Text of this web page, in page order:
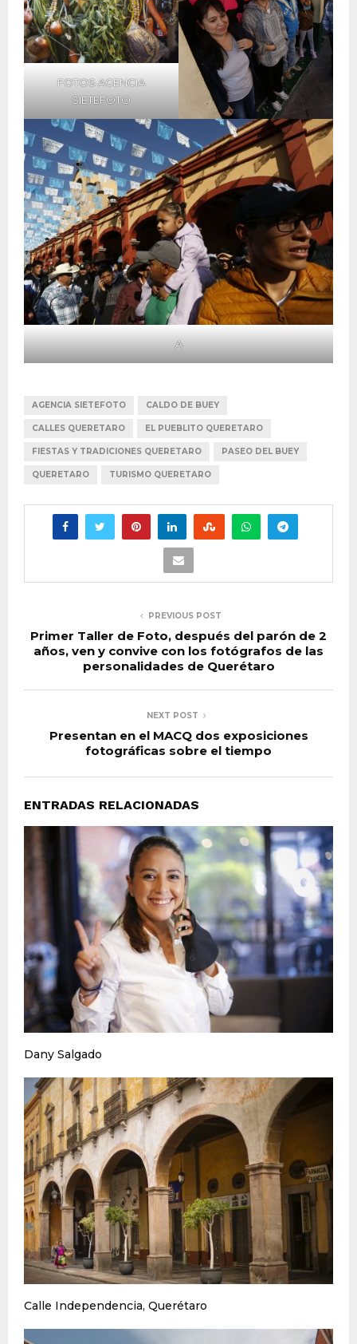
FOTOS AGENCIA
SIETEFOTO
A
AGENCIA SIETEFOTO CALDO DE BUEY
CALLES QUERETARO EL PUEBLITO QUERETARO
FIESTAS Y TRADICIONES QUERETARO PASEO DEL BUEY
QUERETARO TURISMO QUERETARO
PREVIOUS POST
Primer Taller de Foto, después del parón de 2
años, ven y convive con los fotógrafos de las
personalidades de Querétaro
NEXT POST
Presentan en el MACQ dos exposiciones
fotográficas sobre el tiempo
ENTRADAS RELACIONADAS
Dany Salgado
Calle Independencia, Querétaro